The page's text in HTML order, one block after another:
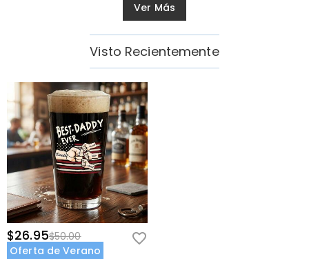
Ver Más
Visto Recientemente
$26.95$50.00
Oferta de Verano